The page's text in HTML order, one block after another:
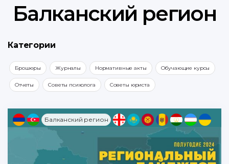
Балканский регион
Категории
Брошюры Журналы Нормативные акты Обучающие курсы
Отчеты Советы психолога Советы юриста
Балканский регион